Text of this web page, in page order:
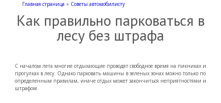
Главная страница » Советы автомобилисту
Как правильно парковаться в
лесу без штрафа
С началом лета многие отдыхающие проводят свободное время на пикниках и
прогулках в лесу. Однако парковать машины в зеленых зонах можно только по
определенным правилам, иначе отдых может закончиться неприятностями и
штрафом.